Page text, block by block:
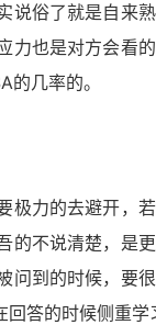
说俗了就是自来
力也是对方会看
几率的。
极力的去避开，
的不说清楚，是
问到的时候，要
答的时候侧重学